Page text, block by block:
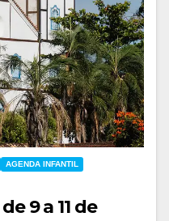
AGENDA INFANTIL
9 a 11 de